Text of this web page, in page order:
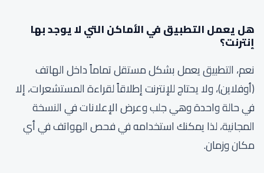
هل يعمل التطبيق في الأماكن التي لا يوجد بها
إنترنت؟
نعم، التطبيق يعمل بشكل مستقل تماماً داخل الهاتف
(أوفلاين)، ولا يحتاج للإنترنت إطلاقاً لقراءة المستشعرات، إلا
في حالة واحدة وهي جلب وعرض الإعلانات في النسخة
المجانية، لذا يمكنك استخدامه في فحص الهواتف في أي
مكان وزمان.